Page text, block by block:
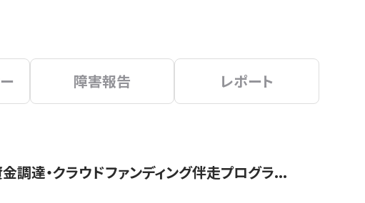
障害報告 レポート
調達・クラウドファンディング伴走プログラ...